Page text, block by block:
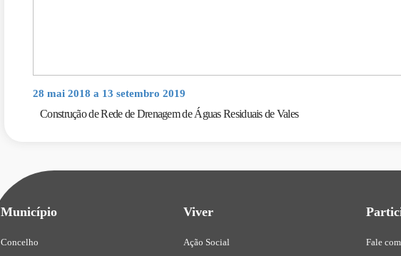
28 mai 2018 a 13 setembro 2019
Construção de Rede de Drenagem de Águas Residuais de Vales
Município
Concelho
Viver
Ação Social
Fale